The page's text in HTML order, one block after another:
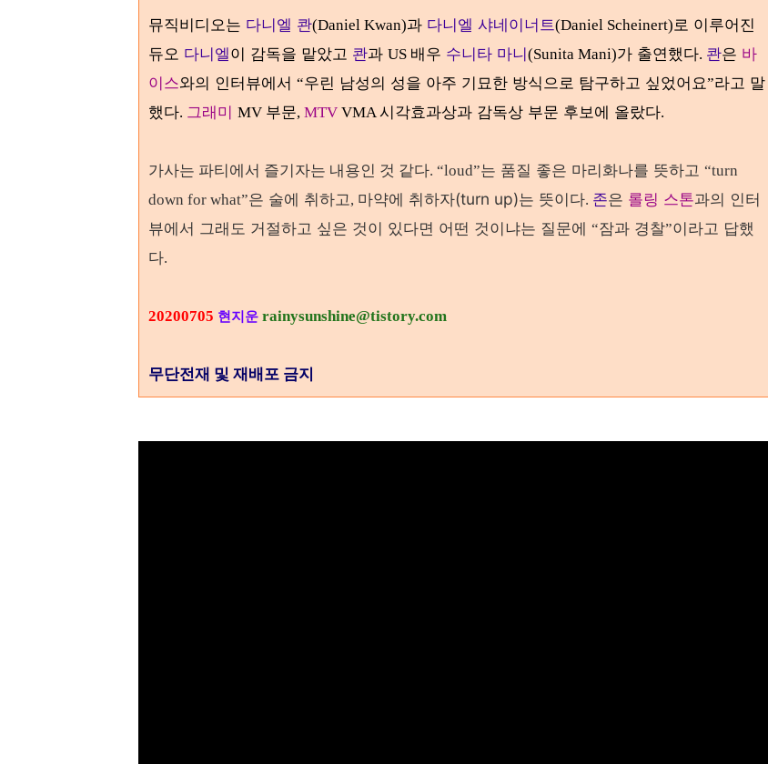
뮤직비디오는 다니엘 콴(Daniel Kwan)과 다니엘 샤네이너트(Daniel Scheinert) 로 이루어진
듀오 다니엘이 감독을 맡았고 콴과 US 배우 수니타 마니(Sunita Mani)가 출연했다. 콴은 바
이스와의 인터뷰에서 “우린 남성의 성을 아주 기묘한 방식으로 탐구하고 싶었어요”라고 말
했다. 그래미 MV 부문, MTV VMA시각효과상과 감독상 부문 후보에 올랐다.
가사는 파티에서 즐기자는 내용인 것 같다. “loud”는 품질 좋은 마리화나를 뜻하고 “turn
down for what”은 술에 취하고, 마약에 취하자(turn up)는 뜻이다. 존은 롤링 스톤과의 인터
뷰에서 그래도 거절하고 싶은 것이 있다면 어떤 것이냐는 질문에 “잠과 경찰”이라고 답했
다.
20200705 현지운 rainysunshine@tistory.com
무단전재 및 재배포 금지